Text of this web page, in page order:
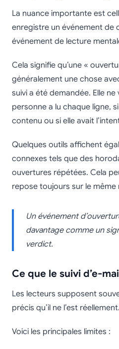
La nuance importante est
enregistre un événement de
événement de lecture
Cela signifie qu’une «
généralement une chose
suivi a été demandée. Elle ne
personne a lu chaque ligne,
contenu ou si elle avait
Quelques outils affichent
connexes tels que des
ouvertures répétées. Cela
repose toujours sur le même
Un événement
davantage comme un
verdict.
Ce que le suivi d’e-
Les lecteurs supposent
précis qu’il ne l’est
Voici les principales limites :